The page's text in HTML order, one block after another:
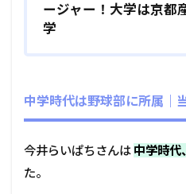
ージャー！大学は京都
学
中学時代は野球部に所属｜
今井らいぱちさんは 中学時代
た。